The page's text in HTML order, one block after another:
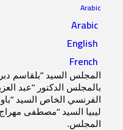
Arabic
Arabic
English
French
استقبل السيد رئيس
تكالة” رفقة النائب الأول
المجلس السيد “بلقاسم
بالمجلس الدكتور “عبد
الفرنسي الخاص السيد
ليبيا السيد “مصطفى
المجلس.